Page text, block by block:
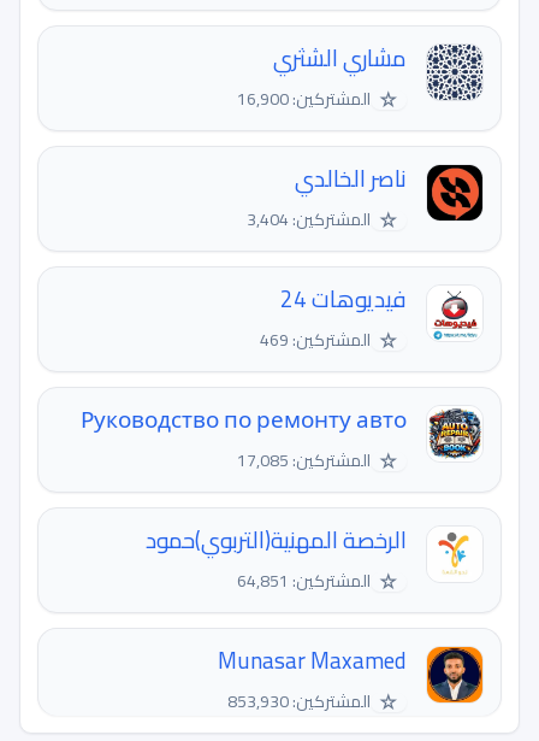
مشاري الشثري
☆ المشتركين: 16,900
ناصر الخالدي
☆ المشتركين: 3,404
فيديوهات 24
☆ المشتركين: 469
Руководство по ремонту авто
☆ المشتركين: 17,085
الرخصة المهنية(التربوي)حمود
☆ المشتركين: 64,851
Munasar Maxamed
☆ المشتركين: 853,930